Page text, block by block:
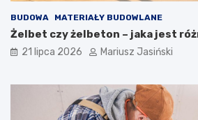
BUDOWA MATERIAŁY BUDOWLANE
Żelbet czy żelbeton – jaka jest
21 lipca 2026 Mariusz Jasiński